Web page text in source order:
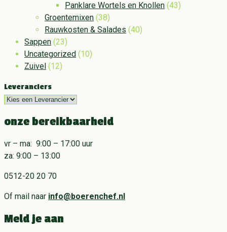
Panklare Wortels en Knollen (43)
Groentemixen (38)
Rauwkosten & Salades (40)
Sappen (23)
Uncategorized (10)
Zuivel (12)
Leveranciers
onze bereikbaarheid
vr – ma: 9:00 – 17:00 uur
za: 9:00 – 13:00
0512-20 20 70
Of mail naar info@boerenchef.nl
Meld je aan